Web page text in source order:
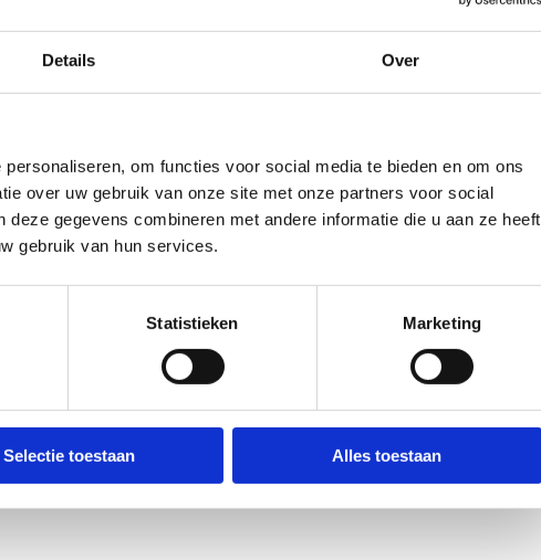
Details Over
om functies voor social media te bieden en om ons
over uw gebruik van onze site met onze partners voor social
gegevens combineren met andere informatie die u aan ze heeft
gebruik van hun services.
Statistieken Marketing
Selectie toestaan Alles toestaan